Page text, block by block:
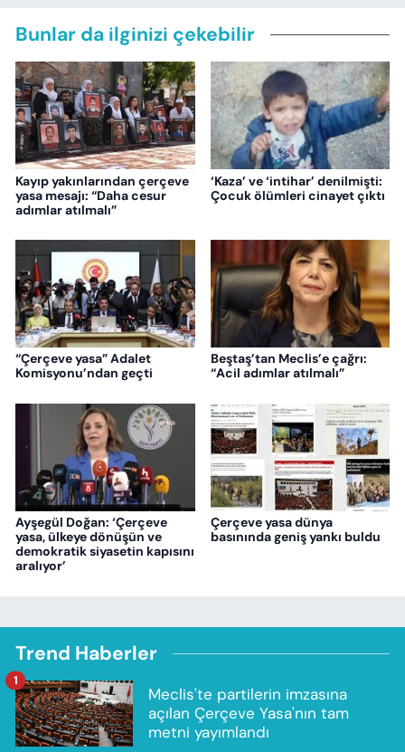
Bunlar da ilginizi çekebilir
Kayıp yakınlarından çerçeve
yasa mesajı: “Daha cesur
adımlar atılmalı”
‘Kaza’ ve ‘intihar’ denilmişti:
Çocuk ölümleri cinayet çıktı
“Çerçeve yasa” Adalet
Komisyonu’ndan geçti
Beştaş’tan Meclis’e çağrı:
“Acil adımlar atılmalı”
Ayşegül Doğan: ‘Çerçeve
yasa, ülkeye dönüşün ve
demokratik siyasetin kapısını
aralıyor’
Çerçeve yasa dünya
basınında geniş yankı buldu
Trend Haberler
Meclis'te partilerin imzasına
açılan Çerçeve Yasa'nın tam
metni yayımlandı
1